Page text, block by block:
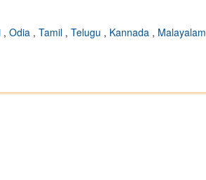
, Odia , Tamil , Telugu , Kannada , Malayalam